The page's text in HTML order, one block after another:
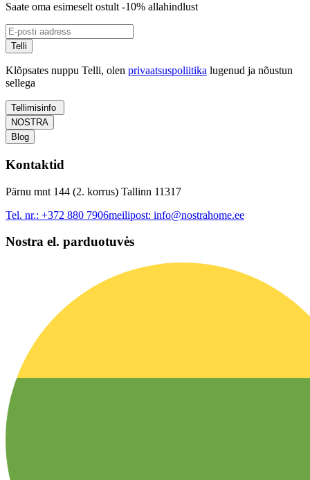
Saate oma esimeselt ostult -10% allahindlust
Telli
Klõpsates nuppu Telli, olen privaatsuspoliitika lugenud ja nõustun
sellega
Tellimisinfo
NOSTRA
Blog
Kontaktid
Pärnu mnt 144 (2. korrus) Tallinn 11317
Tel. nr.: +372 880 7906meilipost: info@nostrahome.ee
Nostra el. parduotuvės